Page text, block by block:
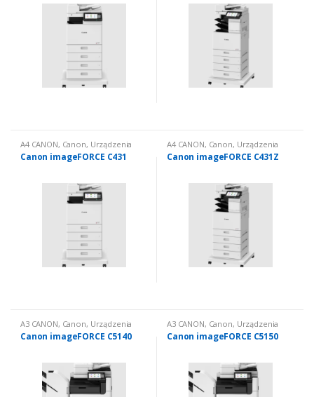
A4 CANON, Canon, Urządzenia
wielofunkcyjne nowe,Urządzenia
wielofunkcyjne nowe: kolorowe
Canon imageFORCE C431
A4 CANON, Canon, Urządzenia
wielofunkcyjne nowe,Urządzenia
wielofunkcyjne nowe: kolorowe
Canon imageFORCE C431Z
A3 CANON, Canon, Urządzenia
wielofunkcyjne nowe,Urządzenia
wielofunkcyjne nowe: kolorowe
Canon imageFORCE C5140
A3 CANON, Canon, Urządzenia
wielofunkcyjne nowe,Urządzenia
wielofunkcyjne nowe: kolorowe
Canon imageFORCE C5150